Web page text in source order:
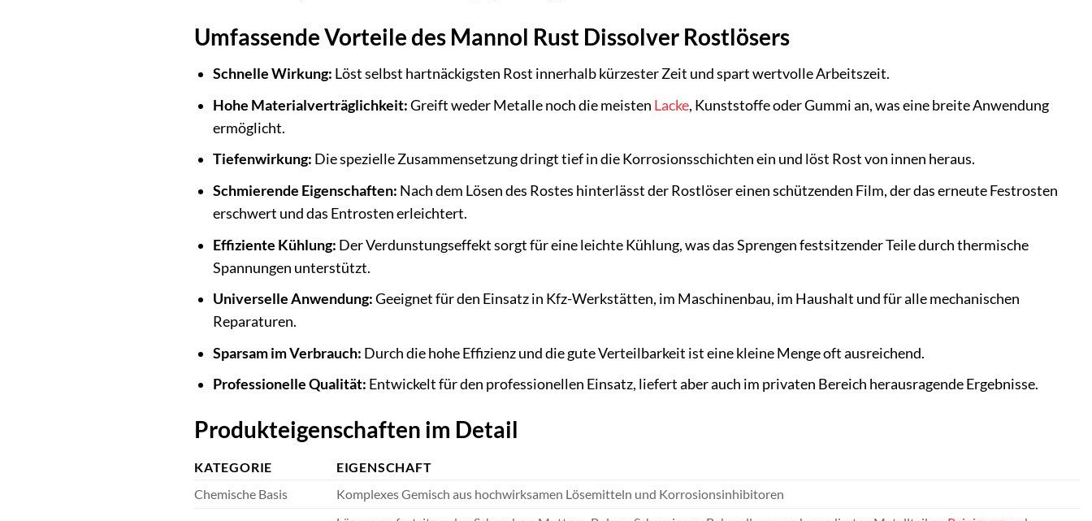
Umfassende Vorteile des Mannol Rust Dissolver Rostlösers
Schnelle Wirkung: Löst selbst hartnäckigsten Rost innerhalb kürzester Zeit und spart wertvolle Arbeitszeit.
Hohe Materialverträglichkeit:Greift weder Metalle noch die meisten Lacke, Kunststoffe oder Gummi an, was eine breite Anwendung
ermöglicht.
Tiefenwirkung: Die spezielle Zusammensetzung dringt tief in die Korrosionsschichten ein und löst Rost von innen heraus.
Schmierende Eigenschaften: Nach dem Lösen des Rostes hinterlässt der Rostlöser einen schützenden Film, der das erneute Festrosten
erschwert und das Entrosten erleichtert.
Effiziente Kühlung: Der Verdunstungseffekt sorgt für eine leichte Kühlung, was das Sprengen festsitzender Teile durch thermische
Spannungen unterstützt.
Universelle Anwendung:Geeignet für den Einsatz in Kfz-Werkstätten, im Maschinenbau, im Haushalt und für alle mechanischen
Reparaturen.
Sparsam im Verbrauch: Durch die hohe Effizienz und die gute Verteilbarkeit ist eine kleine Menge oft ausreichend.
Professionelle Qualität: Entwickelt für den professionellen Einsatz, liefert aber auch im privaten Bereich herausragende Ergebnisse.
Produkteigenschaften im Detail
KATEGORIE
EIGENSCHAFT
Chemische Basis
Komplexes Gemisch aus hochwirksamen Lösemitteln und Korrosionsinhibitoren